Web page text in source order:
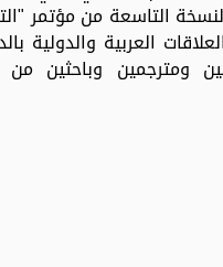
التاسعة من مؤتمر
العربية والدولية
ومترجمين وباحثين